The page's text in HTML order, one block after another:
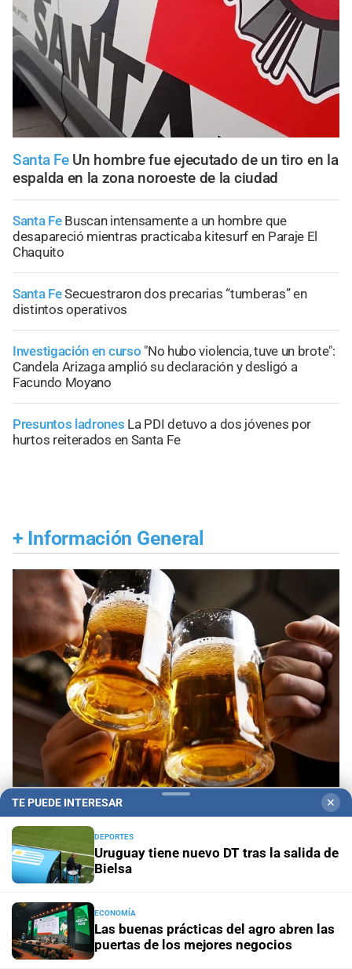
Santa Fe Un hombre fue ejecutado de un tiro en la
espalda en la zona noroeste de la ciudad
Santa Fe Buscan intensamente a un hombre que
desapareció mientras practicaba kitesurf en Paraje El
Chaquito
Santa FeSecuestraron dos precarias “tumberas” en
distintos operativos
Investigación en curso "No hubo violencia, tuve un brote":
Candela Arizaga amplió su declaración y desligó a
Facundo Moyano
Presuntos ladrones La PDI detuvo a dos jóvenes por
hurtos reiterados en Santa Fe
+ Información General
Efemérides Día Internacional de la Cerveza: por
qué se celebra cada 7 agosto y cuál es el curioso
origen de la festividad
Alemania - Australia
mariposas se está mudando
Sorteo AniversarioQuini 6: pozo de $20.000 millones,
con 3 millones de dólares del Siempre Sale
TE PUEDE INTERESAR ✕
DEPORTES
Uruguay tiene nuevo DT tras la salida de
Bielsa
ECONOMÍA
Las buenas prácticas del agro abren las
puertas de los mejores negocios